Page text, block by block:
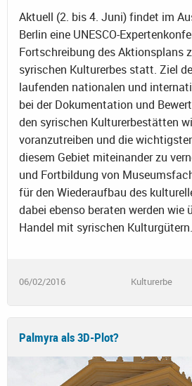
Aktuell (2. bis 4. Juni) findet im
Berlin eine UNESCO-
Fortschreibung des Aktionsplans
syrischen Kulturerbes statt. Ziel
laufenden nationalen und
bei der Dokumentation und
den syrischen Kulturerbestätten
voranzutreiben und die
diesem Gebiet miteinander zu
und Fortbildung von
für den Wiederaufbau des
dabei ebenso beraten werden wie
Handel mit syrischen Kulturgütern.
06/02/2016 Kulturerbe
Palmyra als 3D-Plot?